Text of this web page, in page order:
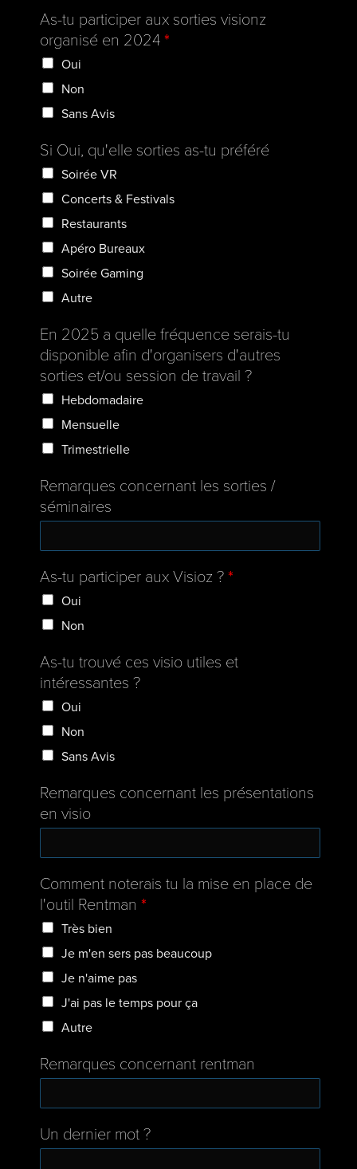
As-tu participer aux sorties visionz
organisé en 2024 *
Oui
Non
Sans Avis
Si Oui, qu'elle sorties as-tu préféré
Soirée VR
Concerts & Festivals
Restaurants
Apéro Bureaux
Soirée Gaming
Autre
En 2025 a quelle fréquence serais-tu
disponible afin d'organisers d'autres
sorties et/ou session de travail ?
Hebdomadaire
Mensuelle
Trimestrielle
Remarques concernant les sorties /
séminaires
As-tu participer aux Visioz ? *
Oui
Non
As-tu trouvé ces visio utiles et
intéressantes ?
Oui
Non
Sans Avis
Remarques concernant les présentations
en visio
Comment noterais tu la mise en place de
l'outil Rentman *
Très bien
Je m'en sers pas beaucoup
Je n'aime pas
J'ai pas le temps pour ça
Autre
Remarques concernant rentman
Un dernier mot ?